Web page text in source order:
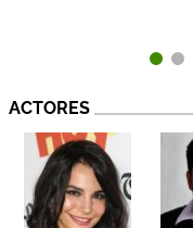
ACTORES